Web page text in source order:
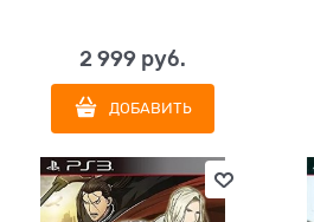
2 999 руб.
ДОБАВИТЬ